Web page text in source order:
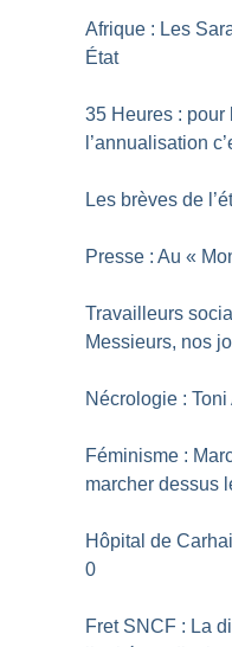
Afrique : Les
État
35 Heures : pour
l’annualisation
Les brèves de
Presse : Au «
Travailleurs
Messieurs, nos
Nécrologie : Toni
Féminisme :
marcher dessus
Hôpital de
0
Fret SNCF : La